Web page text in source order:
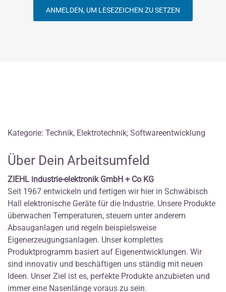
ANMELDEN, UM LESEZEICHEN ZU SETZEN
Kategorie: Technik, Elektrotechnik; Softwareentwicklung
Über Dein Arbeitsumfeld
ZIEHL industrie-elektronik GmbH + Co KG
Seit 1967 entwickeln und fertigen wir hier in Schwäbisch
Hall elektronische Geräte für die Industrie. Unsere Produkte
überwachen Temperaturen, steuern unter anderem
Absauganlagen und regeln beispielsweise
Eigenerzeugungsanlagen. Unser komplettes
Produktprogramm basiert auf Eigenentwicklungen. Wir
sind innovativ und beschäftigen uns ständig mit neuen
Ideen. Unser Ziel ist es, perfekte Produkte anzubieten und
immer eine Nasenlänge voraus zu sein.